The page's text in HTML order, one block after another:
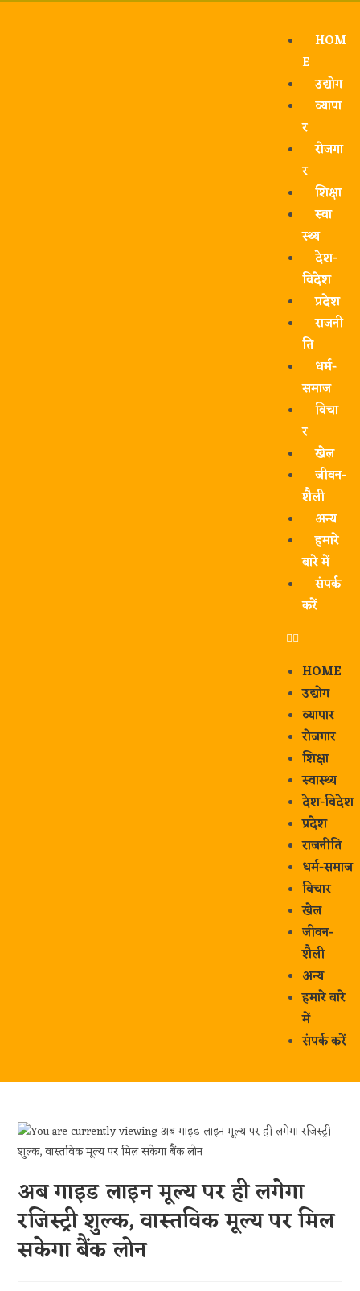
HOM
E
उद्योग
व्यापा
र
रोजगा
र
शिक्षा
स्वा
स्थ्य
देश-
विदेश
प्रदेश
राजनी
ति
धर्म-
समाज
विचा
र
खेल
जीवन-
शैली
अन्य
हमारे
बारे में
संपर्क
करें
HOME
उद्योग
व्यापार
रोजगार
शिक्षा
स्वास्थ्य
देश-विदेश
प्रदेश
राजनीति
धर्म-समाज
विचार
खेल
जीवन-
शैली
अन्य
हमारे बारे
में
संपर्क करें
अब गाइड लाइन मूल्य पर ही लगेगा
रजिस्ट्री शुल्क, वास्तविक मूल्य पर मिल
सकेगा बैंक लोन